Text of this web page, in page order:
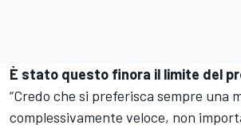
È stato questo finora il limite del
“Credo che si preferisca sempre una
complessivamente veloce, non